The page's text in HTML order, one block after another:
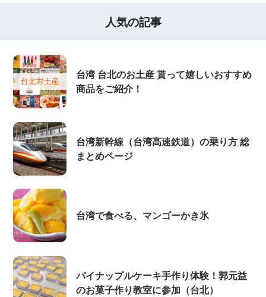
人気の記事
台湾 台北のお土産 貰って嬉しいおすすめ
商品をご紹介！
台湾新幹線（台湾高速鉄道）の乗り方 総
まとめページ
台湾で食べる、マンゴーかき氷
パイナップルケーキ手作り体験！郭元益
のお菓子作り教室に参加（台北）